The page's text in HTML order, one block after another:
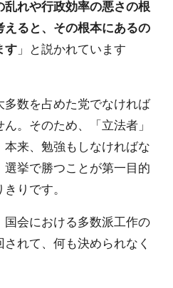
乱れや行政効率の悪さの根
ると、その根本にあるの
す 」と説かれています
数を占めた党でなければ
。そのため、「立法者」
来、勉強もしなければな
挙で勝つことが第一目的
りです。
会における多数派工作の
れて、何も決められなく